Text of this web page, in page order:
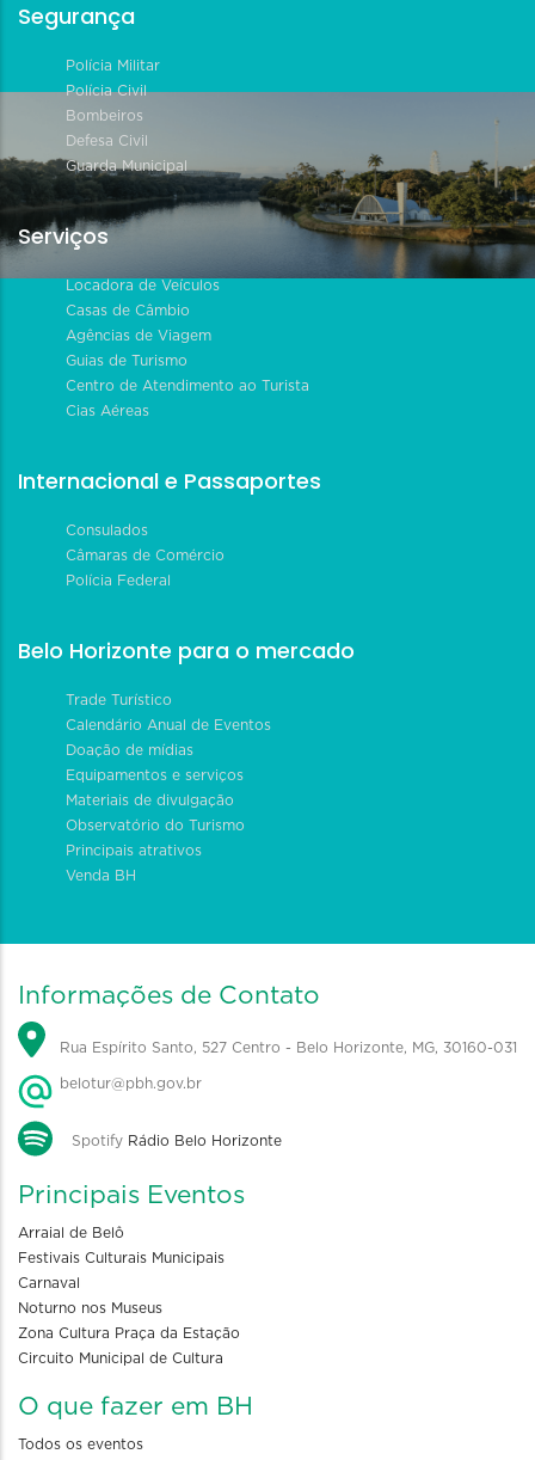
Segurança
Polícia Militar
Polícia Civil
Bombeiros
Defesa Civil
Guarda Municipal
Serviços
Locadora de Veículos
Casas de Câmbio
Agências de Viagem
Guias de Turismo
Centro de Atendimento ao Turista
Cias Aéreas
Internacional e Passaportes
Consulados
Câmaras de Comércio
Polícia Federal
Belo Horizonte para o mercado
Trade Turístico
Calendário Anual de Eventos
Doação de mídias
Equipamentos e serviços
Materiais de divulgação
Observatório do Turismo
Principais atrativos
Venda BH
Informações de Contato
Rua Espírito Santo, 527 Centro - Belo Horizonte, MG, 30160-031
belotur@pbh.gov.br
Spotify Rádio Belo Horizonte
Principais Eventos
Arraial de Belô
Festivais Culturais Municipais
Carnaval
Noturno nos Museus
Zona Cultura Praça da Estação
Circuito Municipal de Cultura
O que fazer em BH
Todos os eventos